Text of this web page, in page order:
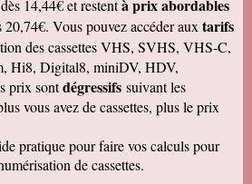
CD et les K7 en retour, merci
traitement. Très bons résultats
le colis samedi après
est superbe
envoi Les premières
un beau travail, et
souvenirs Merci Je
14,44€ et restentà prix abordables
Vous pouvez accéder aux tarifs
des cassettes VHS, SVHS, VHS-C,
Hi8, Digital8, miniDV, HDV,
prix sontdégressifs suivant les
vous avez de cassettes, plus le prix
pratique pour faire vos calculs pour
de cassettes.